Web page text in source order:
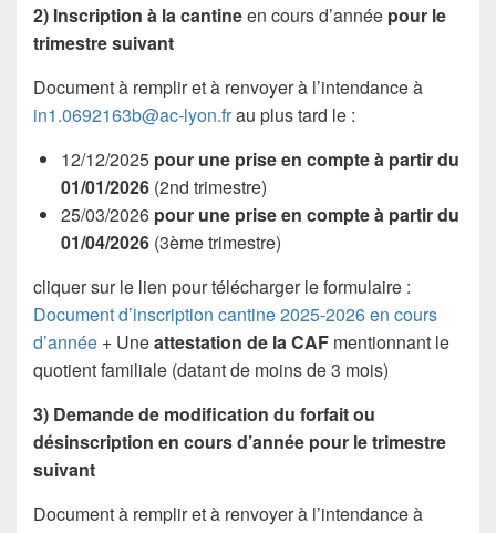
2) Inscription à la cantineen cours d’année pour le
trimestre suivant
Document à remplir et à renvoyer à l’intendance à
in1.0692163b@ac-lyon.frau plus tard le :
12/12/2025 pour une prise en compte à partir du
01/01/2026 (2nd trimestre)
25/03/2026 pour une prise en compte à partir du
01/04/2026 (3ème trimestre)
cliquer sur le lien pour télécharger le formulaire :
Document d’inscription cantine 2025-2026 en cours
d’année + Uneattestation de la CAF mentionnant le
quotient familiale (datant de moins de 3 mois)
3) Demande de modification du forfait ou
désinscription en cours d’année pour le trimestre
suivant
Document à remplir et à renvoyer à l’intendance à